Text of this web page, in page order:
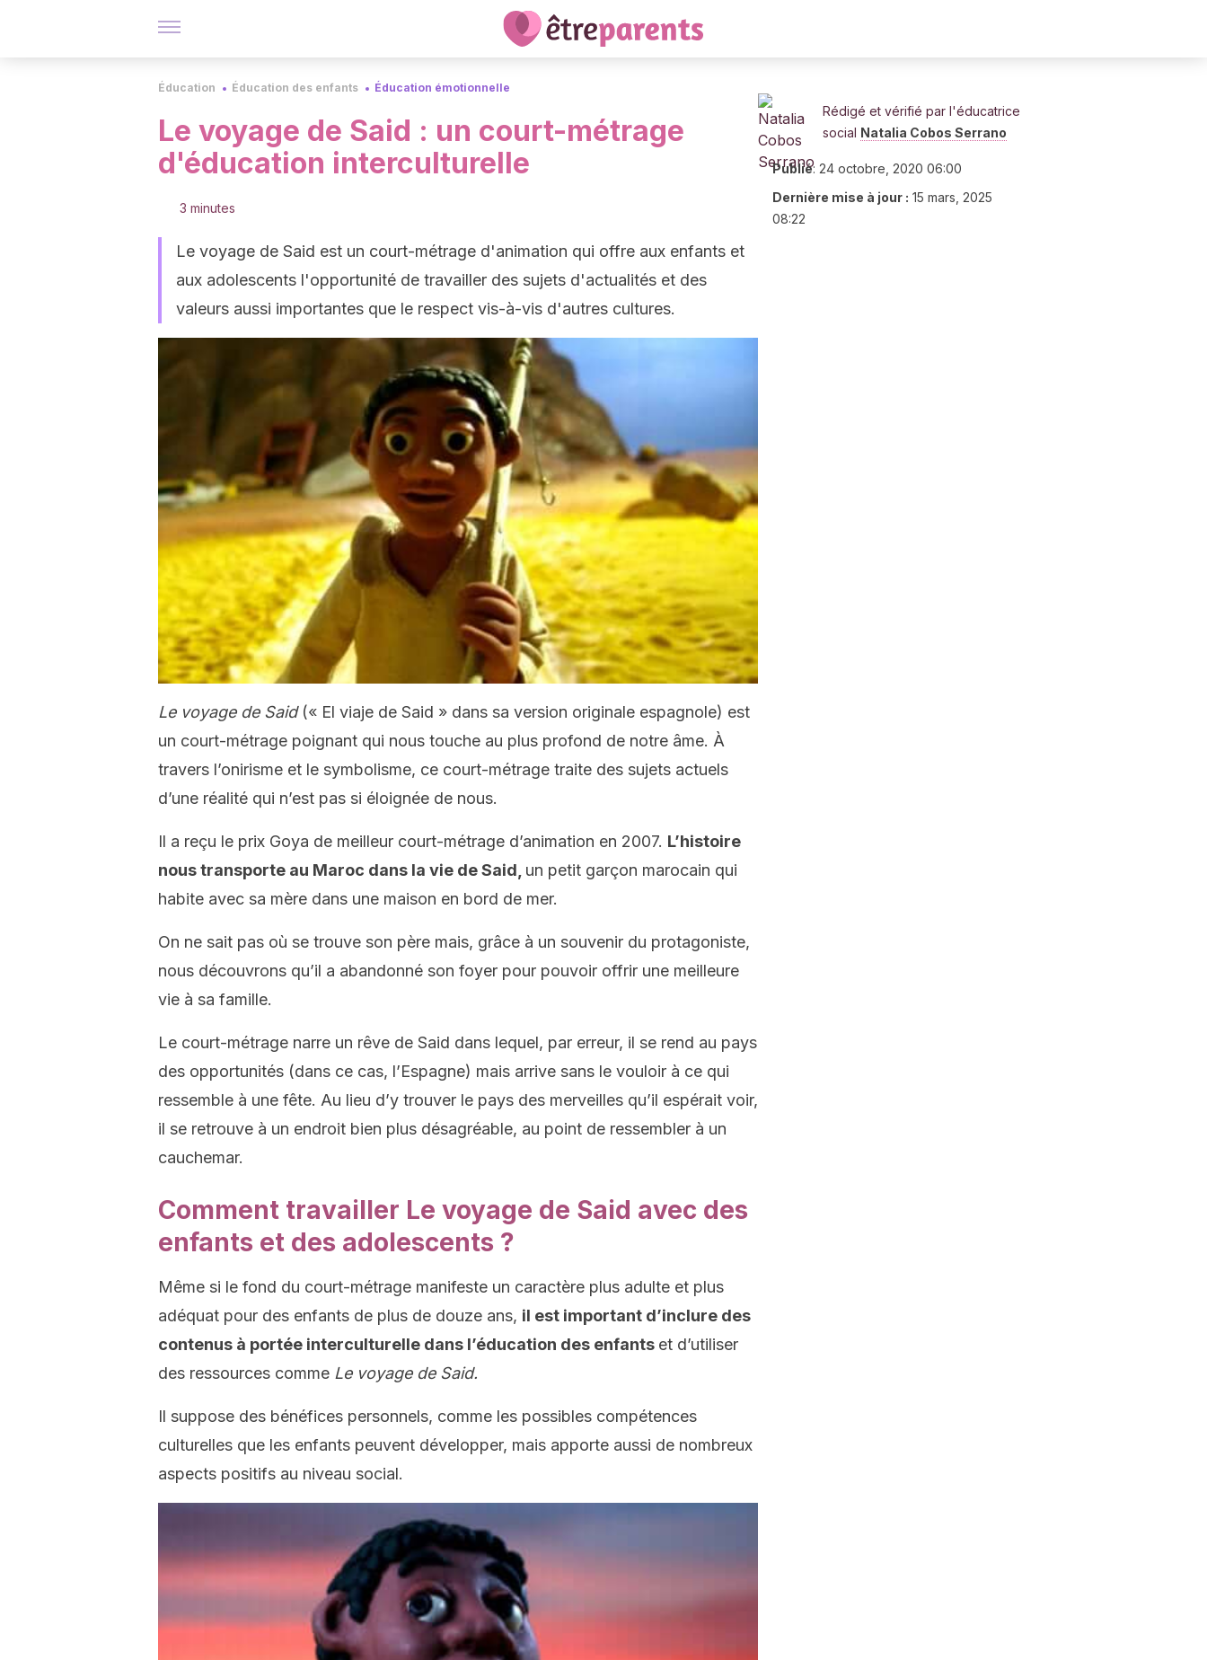
Éducation Éducation des enfants Éducation émotionnelle
Le voyage de Said : un court-métrage
d'éducation interculturelle
3 minutes
Le voyage de Said est un court-métrage d'animation qui offre aux enfants et
aux adolescents l'opportunité de travailler des sujets d'actualités et des
valeurs aussi importantes que le respect vis-à-vis d'autres cultures.
Le voyage de Said (« El viaje de Said » dans sa version originale espagnole) est
un court-métrage poignant qui nous touche au plus profond de notre âme. À
travers l’onirisme et le symbolisme, ce court-métrage traite des sujets actuels
d’une réalité qui n’est pas si éloignée de nous.
Il a reçu le prix Goya de meilleur court-métrage d’animation en 2007. L’histoire
nous transporte au Maroc dans la vie de Said, un petit garçon marocain qui
habite avec sa mère dans une maison en bord de mer.
On ne sait pas où se trouve son père mais, grâce à un souvenir du protagoniste,
nous découvrons qu’il a abandonné son foyer pour pouvoir offrir une meilleure
vie à sa famille.
Le court-métrage narre un rêve de Said dans lequel, par erreur, il se rend au pays
des opportunités (dans ce cas, l’Espagne) mais arrive sans le vouloir à ce qui
ressemble à une fête. Au lieu d’y trouver le pays des merveilles qu’il espérait voir,
il se retrouve à un endroit bien plus désagréable, au point de ressembler à un
cauchemar.
Comment travailler Le voyage de Said avec des
enfants et des adolescents ?
Même si le fond du court-métrage manifeste un caractère plus adulte et plus
adéquat pour des enfants de plus de douze ans, il est important d’inclure des
contenus à portée interculturelle dans l’éducation des enfants et d’utiliser
des ressources comme Le voyage de Said.
Il suppose des bénéfices personnels, comme les possibles compétences
culturelles que les enfants peuvent développer, mais apporte aussi de nombreux
aspects positifs au niveau social.
Rédigé et vérifié par l'éducatrice
social Natalia Cobos Serrano
Publié: 24 octobre, 2020 06:00
Dernière mise à jour : 15 mars, 2025
08:22